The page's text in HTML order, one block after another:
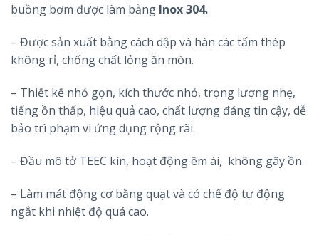
buồng bơm được làm bằng Inox 304.
– Được sản xuất bằng cách dập và hàn các tấm thép
không rỉ, chống chất lỏng ăn mòn.
– Thiết kế nhỏ gọn, kích thước nhỏ, trọng lượng nhẹ,
tiếng ồn thấp, hiệu quả cao, chất lượng đáng tin cậy, dễ
bảo trì phạm vi ứng dụng rộng rãi.
– Đầu mô tở TEEC kín, hoạt động êm ái, không gây ồn.
– Làm mát động cơ bằng quạt và có chế độ tự động
ngắt khi nhiệt độ quá cao.